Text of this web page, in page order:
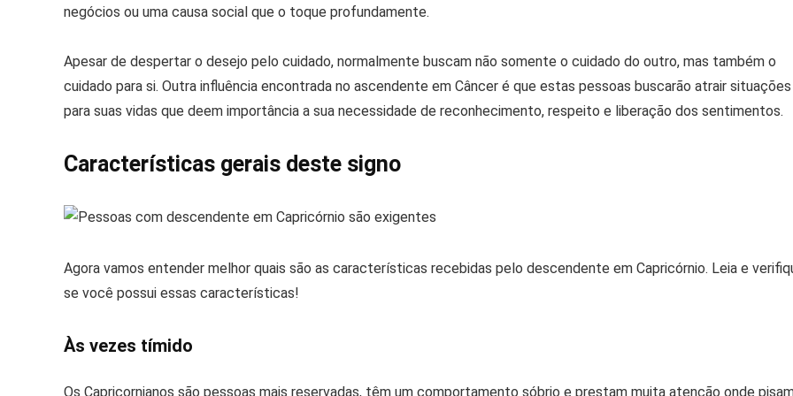
negócios ou uma causa social que o toque profundamente.
Apesar de despertar o desejo pelo cuidado, normalmente buscam não somente o cuidado do outro, mas também o
cuidado para si. Outra influência encontrada no ascendente em Câncer é que estas pessoas buscarão atrair situações
para suas vidas que deem importância a sua necessidade de reconhecimento, respeito e liberação dos sentimentos.
Características gerais deste signo
Agora vamos entender melhor quais são as características recebidas pelo descendente em Capricórnio. Leia e
se você possui essas características!
Às vezes tímido
Os Capricornianos são pessoas mais reservadas, têm um comportamento sóbrio e prestam muita atenção onde